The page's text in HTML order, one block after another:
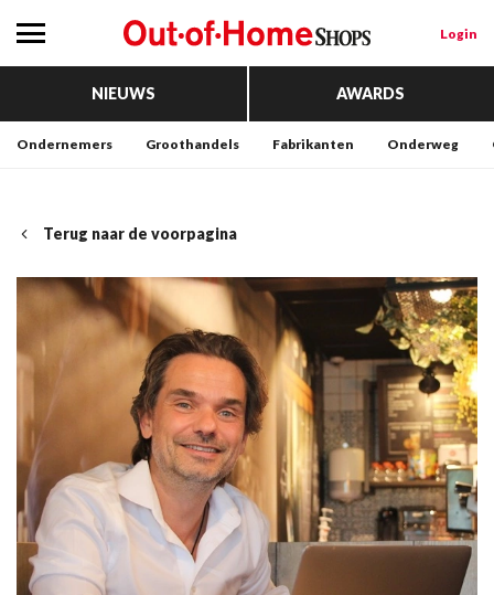
Login
NIEUWS AWARDS
Ondernemers Groothandels Fabrikanten Onderweg
Terug naar de voorpagina